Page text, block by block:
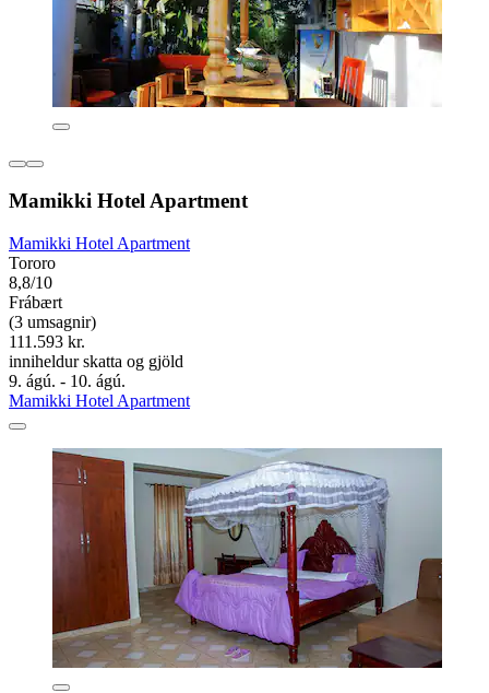
Mamikki Hotel Apartment
Mamikki Hotel Apartment
Tororo
8,8/10
Frábært
(3 umsagnir)
111.593 kr.
inniheldur skatta og gjöld
9. ágú. - 10. ágú.
Mamikki Hotel Apartment